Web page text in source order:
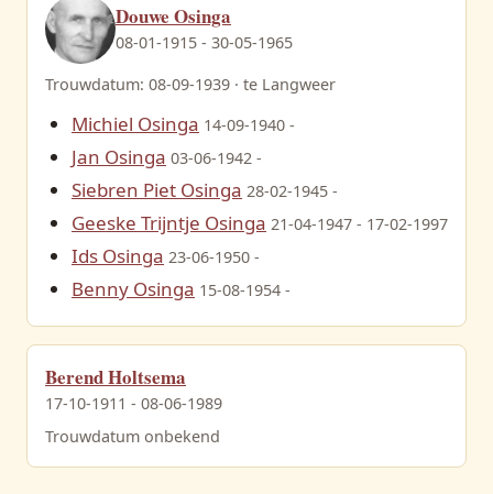
Jan Kok
23-06-1878 - 09-06-1959
Douwe Osinga
08-01-1915 - 30-05-1965
Trouwdatum: 08-09-1939 · te Langweer
Michiel Osinga 14-09-1940 -
Jan Osinga 03-06-1942 -
Siebren Piet Osinga 28-02-1945 -
Geeske Trijntje Osinga 21-04-1947 - 17-02-1997
Ids Osinga 23-06-1950 -
Benny Osinga 15-08-1954 -
Berend Holtsema
17-10-1911 - 08-06-1989
Trouwdatum onbekend